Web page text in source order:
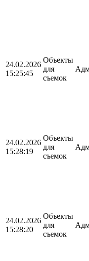
24.02.2026
15:25:45
Объекты
для
съемок
24.02.2026
15:28:19
Объекты
для
съемок
24.02.2026
15:28:20
Объекты
для
съемок